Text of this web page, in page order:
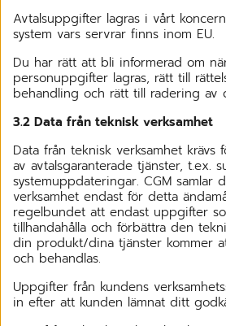
Avtalsuppgifter lagras i vårt
system vars servrar finns inom EU.
Du har rätt att bli informerad om
personuppgifter lagras, rätt till
behandling och rätt till radering av
3.2 Data från teknisk verksamhet
Data från teknisk verksamhet krävs
av avtalsgaranterade tjänster, t.ex.
systemuppdateringar. CGM samlar
verksamhet endast för detta
regelbundet att endast uppgifter
tillhandahålla och förbättra den
din produkt/dina tjänster kommer
och behandlas.
Uppgifter från kundens
in efter att kunden lämnat ditt